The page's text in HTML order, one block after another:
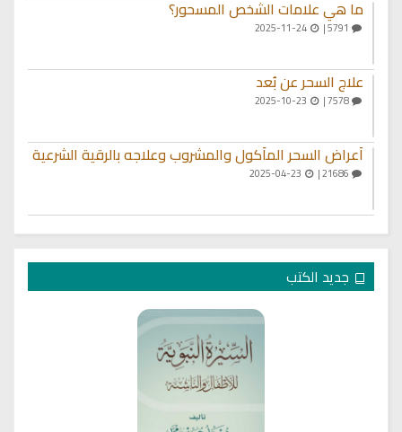
ما هي علامات الشخص المسحور؟
2025-11-24
علاج السحر عن بُعد
7578 |
أعراض السحر المأكول والمشروب وعلاجه بالرقية الشرعية
جديد الكتب